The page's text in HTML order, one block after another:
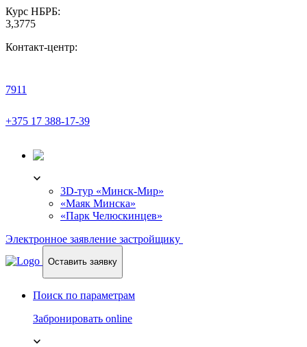
Курс НБРБ:
3,3775
Контакт-центр:
7911
+375 17 388-17-39
3D-тур «Минск-Мир»
«Маяк Минска»
«Парк Челюскинцев»
Электронное заявление застройщику
Оставить заявку
Поиск по параметрам
Забронировать online